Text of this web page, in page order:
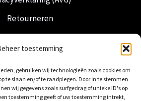
toestemming
gebruiken wij technologieën zoals cookies om
te slaan en/of te raadplegen. Door in te stemmen
wij gegevens zoals surfgedrag of unieke ID's op
toestemming geeft of uw toestemming intrekt,
Retourneren
& Levering
Regalia